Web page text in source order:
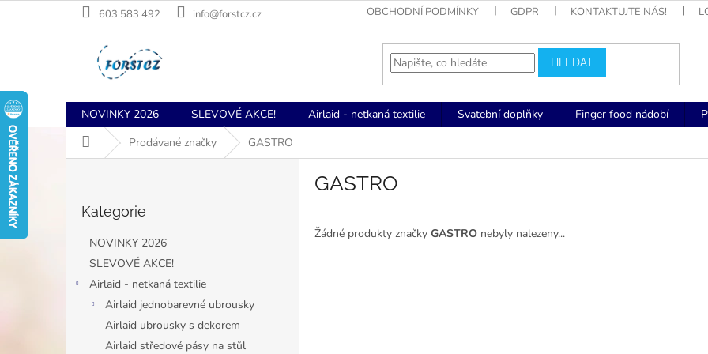
na
603 583 492 info@forstcz.cz OBCHODNÍ PODMÍNKY GDPR KONTAKTUJTE NÁS!
HLEDAT
NOVINKY 2026 SLEVOVÉ AKCE! Airlaid - netkaná textilie Svatební doplňky Finger food nádobí
Domů Prodávané značky GASTRO
kategorie
Kategorie
NOVINKY 2026
SLEVOVÉ AKCE!
Airlaid - netkaná textilie
Airlaid jednobarevné ubrousky
Airlaid ubrousky s dekorem
Airlaid středové pásy na stůl
GASTRO
Žádné produkty značky GASTRO nebyly nalezeny...